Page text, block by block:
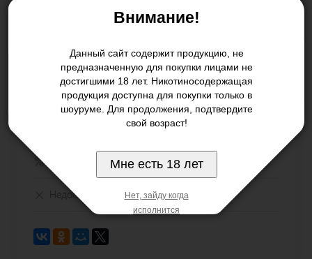
Подписаться
Купить в 1 клик
Нашли дешевле
Недоступно
Внимание!
Данный сайт содержит продукцию, не
предназначенную для покупки лицами не
достигшими 18 лет. Никотиносодержащая
продукция доступна для покупки только в
шоуруме. Для продолжения, подтвердите
свой возраст!
Мне есть 18 лет
Нет, зайду когда
исполнится